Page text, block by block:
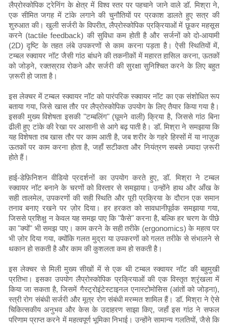
लैप्रोस्कोपिक ट्रेनिंग के क्षेत्र में विश्व स्तर पर पहचाने जाने वाले डॉ. मिश्रा ने,
एक सीमित जगह में टांके लगाने की चुनौतियों पर प्रकाश डालते हुए सत्र की
शुरुआत की। खुली सर्जरी के विपरीत, लैप्रोस्कोपिक प्रक्रियाओं में छूकर महसूस
करने (tactile feedback) की सुविधा कम होती है और सर्जनों को दो-आयामी
(2D) दृष्टि के तहत लंबे उपकरणों से काम करना पड़ता है। ऐसी स्थितियों में,
टम्बल स्क्वायर नॉट जैसी गांठ बांधने की तकनीकों में महारत हासिल करना, ऊतकों
को जोड़ने, रक्तस्राव रोकने और सर्जरी की सुरक्षा सुनिश्चित करने के लिए बहुत
ज़रूरी हो जाता है।
इस लेक्चर में टम्बल स्क्वायर नॉट को पारंपरिक स्क्वायर नॉट का एक संशोधित रूप
बताया गया, जिसे खास तौर पर लैप्रोस्कोपिक उपयोग के लिए तैयार किया गया है।
इसकी मुख्य विशेषता इसकी "टम्बलिंग" (घूमने वाली) क्रिया है, जिससे गांठ बिना
ढीली हुए टांके की रेखा पर आसानी से आगे बढ़ पाती है। डॉ. मिश्रा ने समझाया कि
यह विशेषता तब खास तौर पर काम आती है, जब शरीर के गहरे हिस्सों में या नाज़ुक
ऊतकों पर काम करना होता है, जहाँ सटीकता और नियंत्रण सबसे ज़्यादा ज़रूरी
होते हैं।
हाई-डेफ़िनिशन वीडियो प्रदर्शनों का उपयोग करते हुए, डॉ. मिश्रा ने टम्बल
स्क्वायर नॉट बनाने के चरणों को विस्तार से समझाया। उन्होंने हाथ और आँख के
सही तालमेल, उपकरणों की सही स्थिति और पूरी प्रक्रिया के दौरान एक समान
तनाव बनाए रखने पर ज़ोर दिया। हर हरकत को सावधानीपूर्वक समझाया गया,
जिससे प्रशिक्षु न केवल यह समझ पाए कि "कैसे" करना है, बल्कि हर चरण के पीछे
का "क्यों" भी समझ पाए। काम करने के सही तरीके (ergonomics) के महत्व पर
भी ज़ोर दिया गया, क्योंकि गलत मुद्रा या उपकरणों को गलत तरीके से संभालने से
थकान हो सकती है और काम की कुशलता कम हो सकती है।
इस लेक्चर से मिली मुख्य सीखों में से एक थी टम्बल स्क्वायर नॉट की बहुमुखी
प्रतिभा। इसका उपयोग लैप्रोस्कोपिक प्रक्रियाओं की एक विस्तृत श्रृंखला में
किया जा सकता है, जिसमें गैस्ट्रोइंटेस्टाइनल एनास्टोमोसिस (आंतों को जोड़ना),
स्त्री रोग संबंधी सर्जरी और मूत्र रोग संबंधी मरम्मत शामिल हैं। डॉ. मिश्रा ने ऐसे
चिकित्सकीय अनुभव और केस के उदाहरण साझा किए, जहाँ इस गांठ ने सफल
परिणाम प्राप्त करने में महत्वपूर्ण भूमिका निभाई। उन्होंने सामान्य गलतियों, जैसे कि